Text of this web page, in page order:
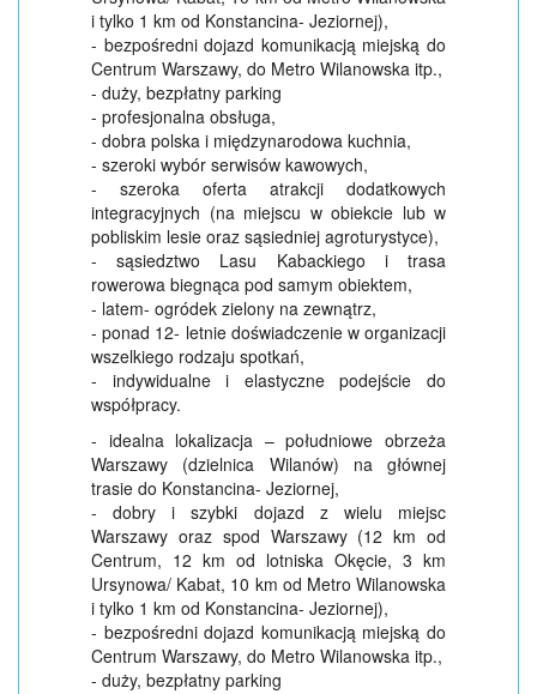
i tylko 1 km od Konstancina- Jeziornej),
- bezpośredni dojazd komunikacją miejską do
Centrum Warszawy, do Metro Wilanowska itp.,
- duży, bezpłatny parking
- profesjonalna obsługa,
- dobra polska i międzynarodowa kuchnia,
- szeroki wybór serwisów kawowych,
- szeroka oferta atrakcji dodatkowych
integracyjnych (na miejscu w obiekcie lub w
pobliskim lesie oraz sąsiedniej agroturystyce),
- sąsiedztwo Lasu Kabackiego i trasa
rowerowa biegnąca pod samym obiektem,
- latem- ogródek zielony na zewnątrz,
- ponad 12- letnie doświadczenie w organizacji
wszelkiego rodzaju spotkań,
- indywidualne i elastyczne podejście do
współpracy.
- idealna lokalizacja – południowe obrzeża
Warszawy (dzielnica Wilanów) na głównej
trasie do Konstancina- Jeziornej,
- dobry i szybki dojazd z wielu miejsc
Warszawy oraz spod Warszawy (12 km od
Centrum, 12 km od lotniska Okęcie, 3 km
Ursynowa/ Kabat, 10 km od Metro Wilanowska
i tylko 1 km od Konstancina- Jeziornej),
- bezpośredni dojazd komunikacją miejską do
Centrum Warszawy, do Metro Wilanowska itp.,
- duży, bezpłatny parking